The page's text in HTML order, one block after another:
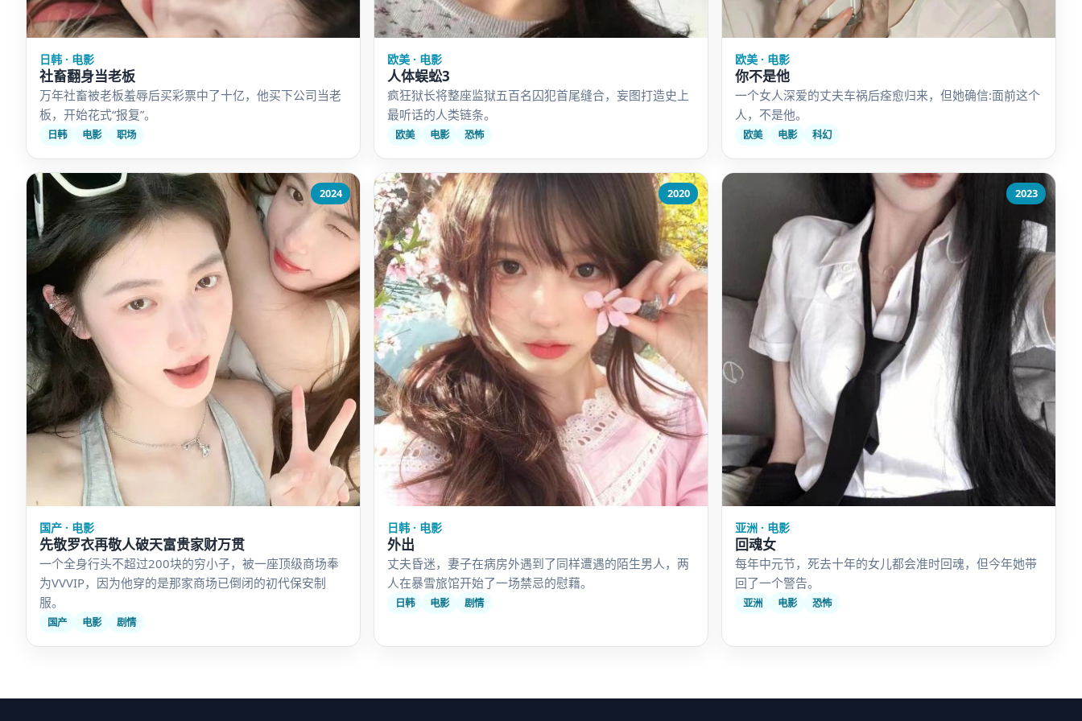
日韩 · 电影
社畜翻身当老板
万年社畜被老板羞辱后买彩票中了十亿，他买下公司当老
板，开始花式“报复”。
日韩 电影 职场
欧美 · 电影
人体蜈蚣3
疯狂狱长将整座监狱五百名囚犯首尾缝合，妄图打造史上
最听话的人类链条。
欧美 电影 恐怖
欧美 · 电影
你不是他
一个女人深爱的丈夫车祸后痊愈归来，但她确信:面前这个
人，不是他。
欧美 电影 科幻
2024
国产 · 电影
先敬罗衣再敬人破天富贵家财万贯
一个全身行头不超过200块的穷小子，被一座顶级商场奉
为VVVIP，因为他穿的是那家商场已倒闭的初代保安制
服。
国产 电影 剧情
2020
日韩 · 电影
外出
丈夫昏迷，妻子在病房外遇到了同样遭遇的陌生男人，两
人在暴雪旅馆开始了一场禁忌的慰藉。
日韩 电影 剧情
2023
亚洲 · 电影
回魂女
每年中元节，死去十年的女儿都会准时回魂，但今年她带
回了一个警告。
亚洲 电影 恐怖